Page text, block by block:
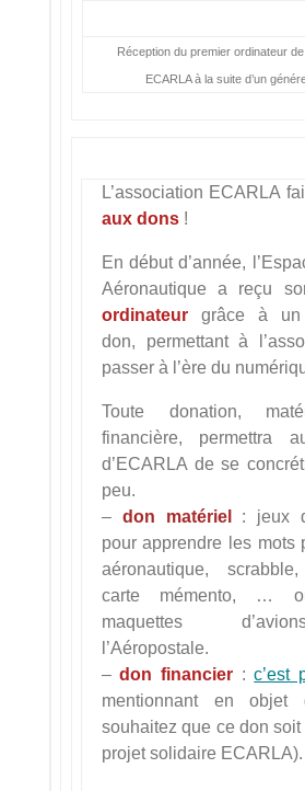
Réception du premier ordinateur de
ECARLA à la suite d’un
L’association ECARLA
aux dons!
En début d’année,
Aéronautique a reçu
ordinateur grâce à un
don, permettant à
passer à l’ère du
Toute donation,
financière, permettra
d’ECARLA de se
peu.
– don matériel
: jeux
pour apprendre les mots
aéronautique,
carte mémento, …
maquettes
l’Aéropostale.
–don financier :c’est
mentionnant en objet
souhaitez que ce don
projet solidaire ECARLA).